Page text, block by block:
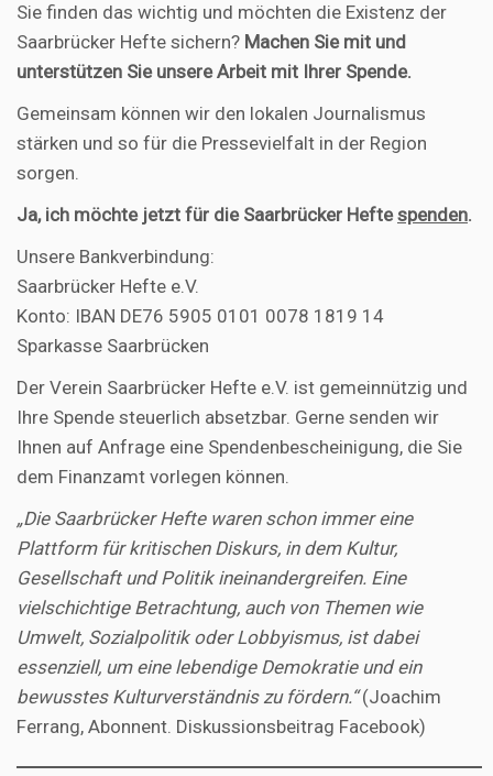
Sie finden das wichtig und möchten die Existenz der
Saarbrücker Hefte sichern? Machen Sie mit und
unterstützen Sie unsere Arbeit mit Ihrer Spende.
Gemeinsam können wir den lokalen Journalismus
stärken und so für die Pressevielfalt in der Region
sorgen.
Ja, ich möchte jetzt für die Saarbrücker Heftespenden.
Unsere Bankverbindung:
Saarbrücker Hefte e.V.
Konto: IBAN DE76 5905 0101 0078 1819 14
Sparkasse Saarbrücken
Der Verein Saarbrücker Hefte e.V. ist gemeinnützig und
Ihre Spende steuerlich absetzbar. Gerne senden wir
Ihnen auf Anfrage eine Spendenbescheinigung, die Sie
dem Finanzamt vorlegen können.
„Die Saarbrücker Hefte waren schon immer eine
Plattform für kritischen Diskurs, in dem Kultur,
Gesellschaft und Politik ineinandergreifen. Eine
vielschichtige Betrachtung, auch von Themen wie
Umwelt, Sozialpolitik oder Lobbyismus, ist dabei
essenziell, um eine lebendige Demokratie und ein
bewusstes Kulturverständnis zu fördern.“(Joachim
Ferrang, Abonnent. Diskussionsbeitrag Facebook)